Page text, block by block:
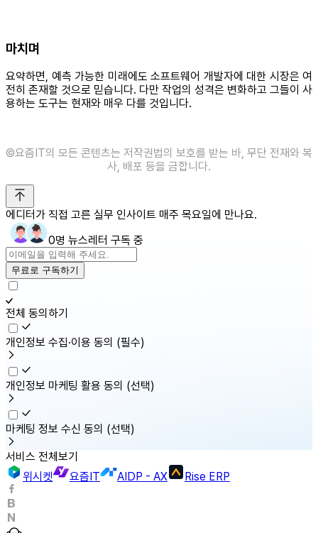
마치며
요약하면, 예측 가능한 미래에도 소프트웨어 개발자에 대한 시장은 여
전히 존재할 것으로 믿습니다. 다만 작업의 성격은 변화하고 그들이 사
용하는 도구는 현재와 매우 다를 것입니다.
©️요즘IT의 모든 콘텐츠는 저작권법의 보호를 받는 바, 무단 전재와 복
사, 배포 등을 금합니다.
에디터가 직접 고른 실무 인사이트 매주 목요일에 만나요.
0명 뉴스레터 구독 중
무료로 구독하기
전체 동의하기
개인정보 수집·이용 동의 (필수)
개인정보 마케팅 활용 동의 (선택)
마케팅 정보 수신 동의 (선택)
서비스 전체보기
위시켓
요즘IT AIDP - AX Rise ERP